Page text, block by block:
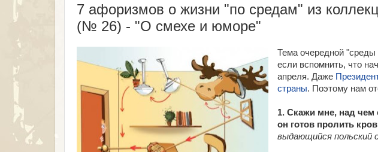
7 афоризмов о жизни "по средам" из
(№ 26) - "О смехе и юморе"
Тема очередной "среды
если вспомнить, что
апреля. Даже
страны. Поэтому нам
1. Скажи мне, над чем
он готов пролить
выдающийся польский